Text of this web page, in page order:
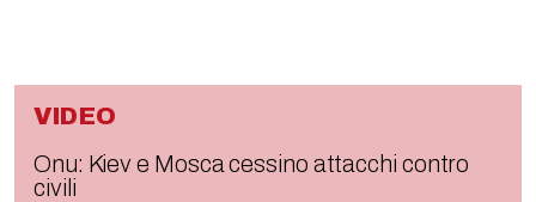
VIDEO
Onu: Kiev e Mosca cessino attacchi contro
civili